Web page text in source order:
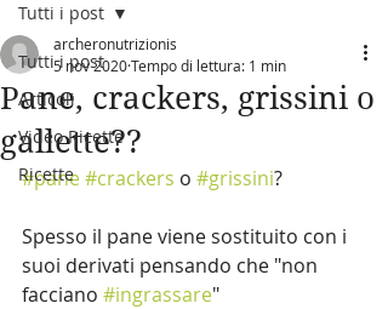
Tutti i post
Articoli
Video Ricette
Ricette
Tutti i post
Pane, crackers, grissini o
gallette??
archeronutrizionis
5 nov 2020Tempo di lettura: 1 min
#pane#crackers o #grissini?
Spesso il pane viene sostituito con i
suoi derivati pensando che "non
facciano #ingrassare"